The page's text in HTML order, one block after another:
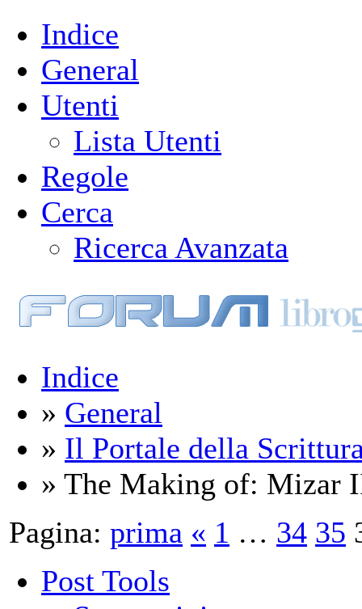
Indice
General
Utenti
Lista Utenti
Regole
Cerca
Ricerca Avanzata
Indice
» General
» Il Portale della
» The Making of: Mizar
Pagina: prima « 1 … 34 35
Post Tools